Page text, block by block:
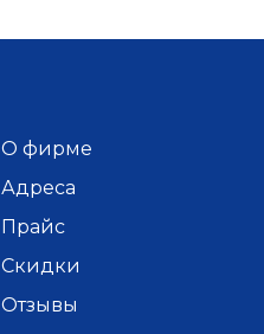
О фирме
Адреса
Прайс
Скидки
Отзывы